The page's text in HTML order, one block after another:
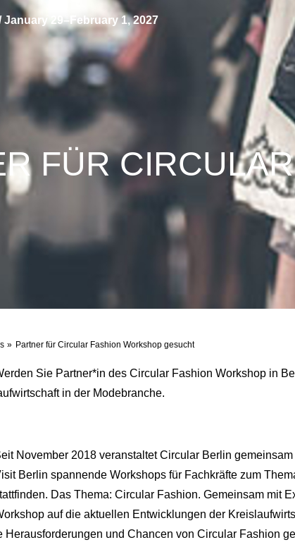
January 29–February 1, 2027
Partner für Circular Fashion Workshop gesucht
FÜR
Sie Partner*in des Circular Fashion Workshop in
in der Modebranche.
November 2018 veranstaltet Circular Berlin
Berlin spannende Workshops für Fachkräfte zum
Das Thema: Circular Fashion. Gemeinsam mit
auf die aktuellen Entwicklungen der
Herausforderungen und Chancen von Circular Fashion